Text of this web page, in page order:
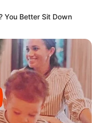
You Better Sit Down